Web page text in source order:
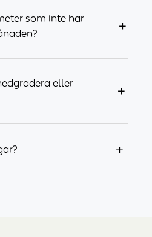
som inte har
+
eller
+
+